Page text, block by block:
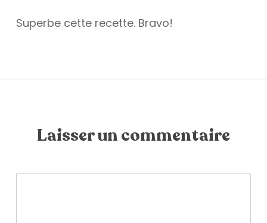
Superbe cette recette. Bravo!
Laisser un commentaire